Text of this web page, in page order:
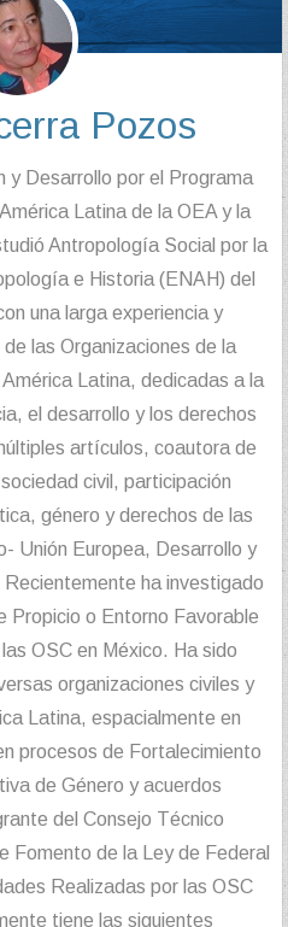
Pozos
y Desarrollo por el Programa
Latina de la OEA y la
Antropología Social por la
e Historia (ENAH) del
una larga experiencia y
las Organizaciones de la
Latina, dedicadas a la
el desarrollo y los derechos
artículos, coautora de
civil, participación
género y derechos de las
Unión Europea, Desarrollo y
ha investigado
Propicio o Entorno Favorable
OSC en México. Ha sido
organizaciones civiles y
Latina, espacialmente en
procesos de Fortalecimiento
de Género y acuerdos
del Consejo Técnico
Fomento de la Ley de Federal
Realizadas por las OSC
tiene las siguientes